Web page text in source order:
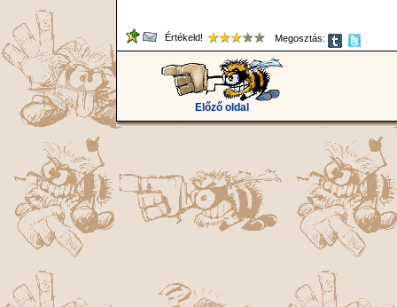
Értékeld! Megosztás:
Előző oldal